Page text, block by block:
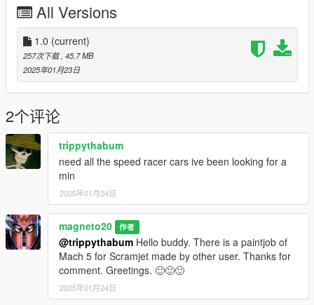
1.0:
-Release.
NOTE: Don't re-upload this ped or use models without my
permission.
Greetings.
All Versions
1.0 (current)
257次下载 , 45.7 MB
2025年01月23日
2个评论
trippythabum
need all the speed racer cars ive been looking for a
min
2025年01月24日
magneto20 作者
@trippythabum Hello buddy. There is a paintjob of
Mach 5 for Scramjet made by other user. Thanks for
comment. Greetings. 🙂🙂🙂
2025年01月24日